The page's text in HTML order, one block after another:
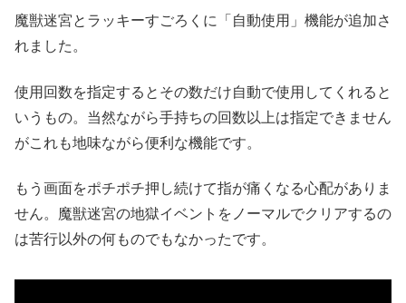
魔獣迷宮とラッキーすごろくに「自動使用」機能が追加さ
れました。
使用回数を指定するとその数だけ自動で使用してくれると
いうもの。当然ながら手持ちの回数以上は指定できません
がこれも地味ながら便利な機能です。
もう画面をポチポチ押し続けて指が痛くなる心配がありま
せん。魔獣迷宮の地獄イベントをノーマルでクリアするの
は苦行以外の何ものでもなかったです。